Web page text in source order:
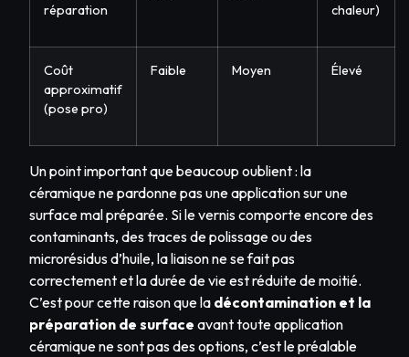
réparation
chaleur)
Coût
approximatif
(pose pro)
Faible Moyen Élevé
Un point important que beaucoup oublient : la
céramique ne pardonne pas une application sur une
surface mal préparée. Si le vernis comporte encore des
contaminants, des traces de polissage ou des
microrésidus d’huile, la liaison ne se fait pas
correctement et la durée de vie est réduite de moitié.
C’est pour cette raison que la décontamination et la
préparation de surface avant toute application
céramique ne sont pas des options, c’est le préalable